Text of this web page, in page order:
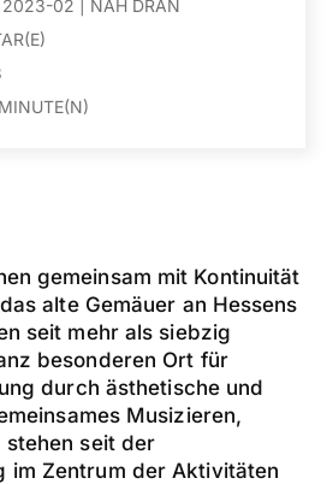
2023-02 NAH DRAN
MINUTE(N)
gemeinsam mit Kontinuität
alte Gemäuer an Hessens
seit mehr als siebzig
besonderen Ort für
durch ästhetische und
Musizieren,
stehen seit der
im Zentrum der Aktivitäten